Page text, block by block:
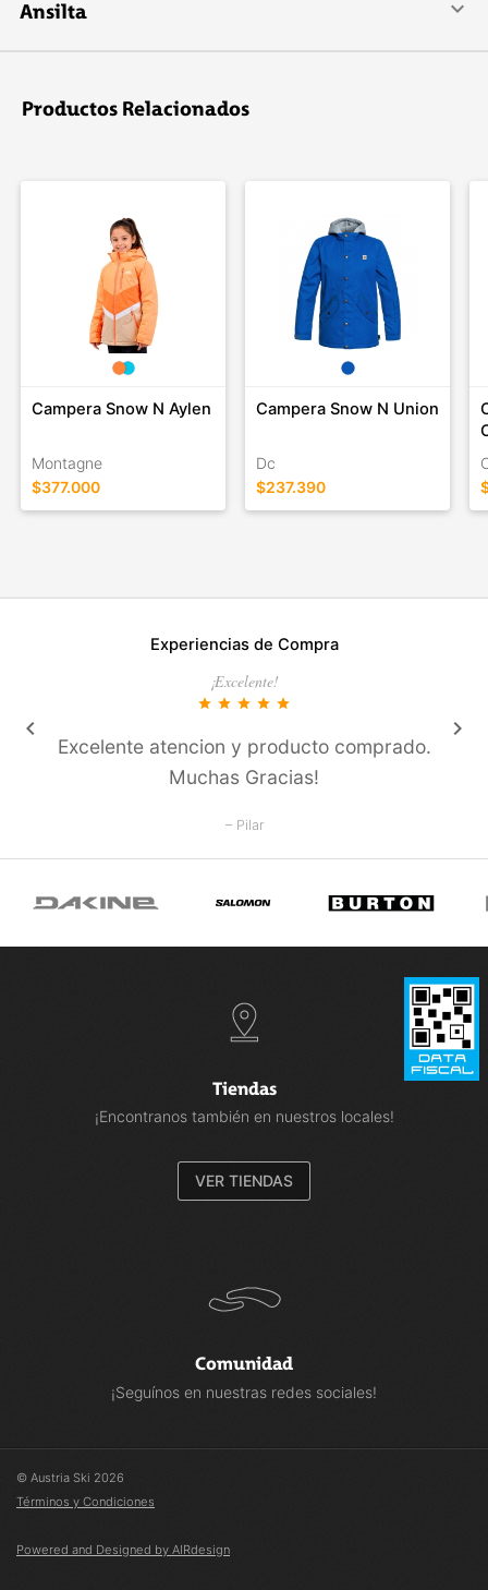
Ansilta
Comenzamos en 1980 en San Juan, Argentina, con el único
actividad, confeccionando indumentaria técnica de montaña,
diseño necesaria para el desarrollo y producción de
indumentaria técnica específica para responder en situaciones
y ambientes extremos.
Productos Relacionados
Campera Snow N Aylen
Montagne
$377.000
Campera Snow N Union
Dc
$237.390
Experiencias de Compra
¡Excelente!
star star star star star
Excelente atencion y producto comprado.
Muchas Gracias!
– Pilar
keyboard_arrow_left keyboard_arrow_right
Tiendas
¡Encontranos también en nuestros locales!
VER TIENDAS
Comunidad
¡Seguínos en nuestras redes sociales!
© Austria Ski 2026
Términos y Condiciones
Powered and Designed by AIRdesign